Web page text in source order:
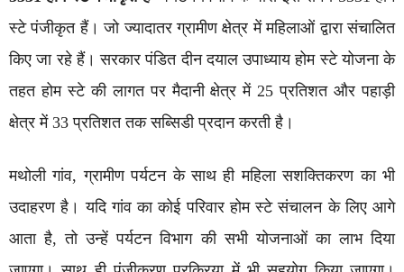
स्टे पंजीकृत हैं। जो ज्यादातर ग्रामीण क्षेत्र में महिलाओं द्वारा संचालित
किए जा रहे हैं। सरकार पंडित दीन दयाल उपाध्याय होम स्टे योजना के
तहत होम स्टे की लागत पर मैदानी क्षेत्र में 25 प्रतिशत और पहाड़ी
क्षेत्र में 33 प्रतिशत तक सब्सिडी प्रदान करती है।
मथोली गांव, ग्रामीण पर्यटन के साथ ही महिला सशक्तिकरण का भी
उदाहरण है। यदि गांव का कोई परिवार होम स्टे संचालन के लिए आगे
आता है, तो उन्हें पर्यटन विभाग की सभी योजनाओं का लाभ दिया